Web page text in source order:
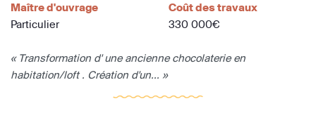
Maître d'ouvrage
Particulier
Coût des travaux
330 000€
« Transformation d' une ancienne chocolaterie en
habitation/loft . Création d'un... »